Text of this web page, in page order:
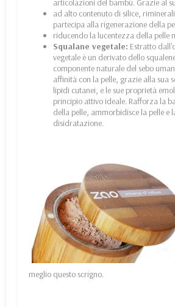
articolazioni del bambù. Grazie al
ad alto contenuto di silice,
partecipa alla rigenerazione della
riducendo la lucentezza della pelle
Squalane vegetale: Estratto
vegetale è un derivato dello
componente naturale del sebo
affinità con la pelle, grazie alla sua
lipidi cutanei, e le sue proprietà
principio attivo ideale. Rafforza la
della pelle, ammorbidisce la pelle e
disidratazione.
meglio questo scrigno.